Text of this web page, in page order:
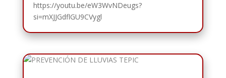
https://youtu.be/eW3WvNDeugs?
si=mXJJGdflGU9CVygl